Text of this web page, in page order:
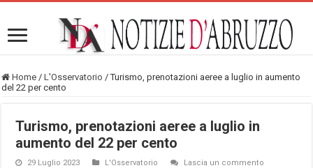
Home / L'Osservatorio / Turismo, prenotazioni aeree a luglio in aumento
del 22 per cento
Turismo, prenotazioni aeree a luglio in
aumento del 22 per cento
29 Luglio 2023 L'Osservatorio Lascia un commento